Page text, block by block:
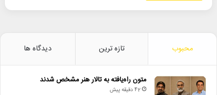
محبوب تازه ترین دیدگاه ها
متون راه‌یافته به تالار هنر مشخص شدند
42 دقیقه پیش